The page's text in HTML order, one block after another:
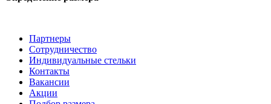
Партнеры
Сотрудничество
Индивидуальные стельки
Контакты
Вакансии
Акции